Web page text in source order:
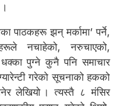
पाठकहरू झन् मर्कामा’ पर्ने,
नचाहेको, नरुचाएको,
धक्का पुग्ने कुनै पनि समाचार
गरेको सूचनाको हकको
भनेर लेखियो । त्यस्तै ८ मंसिर